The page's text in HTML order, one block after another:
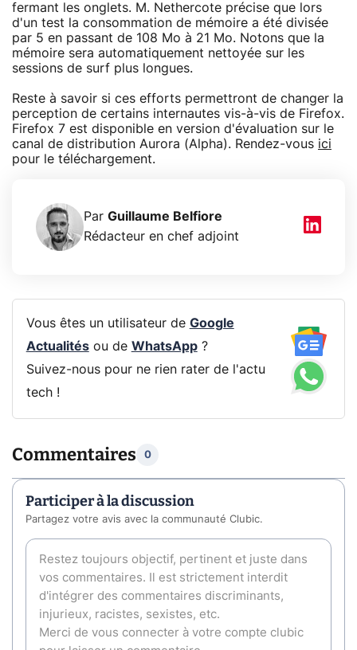
fermant les onglets. M. Nethercote précise que lors
d'un test la consommation de mémoire a été divisée
par 5 en passant de 108 Mo à 21 Mo. Notons que la
mémoire sera automatiquement nettoyée sur les
sessions de surf plus longues.
Reste à savoir si ces efforts permettront de changer la
perception de certains internautes vis-à-vis de Firefox.
Firefox 7 est disponible en version d'évaluation sur le
canal de distribution Aurora (Alpha). Rendez-vous ici
pour le téléchargement.
Par Guillaume Belfiore
Rédacteur en chef adjoint
Vous êtes un utilisateur de Google
Actualitésou de WhatsApp?
Suivez-nous pour ne rien rater de l'actu
tech !
Commentaires 0
Participer à la discussion
Partagez votre avis avec la communauté Clubic.